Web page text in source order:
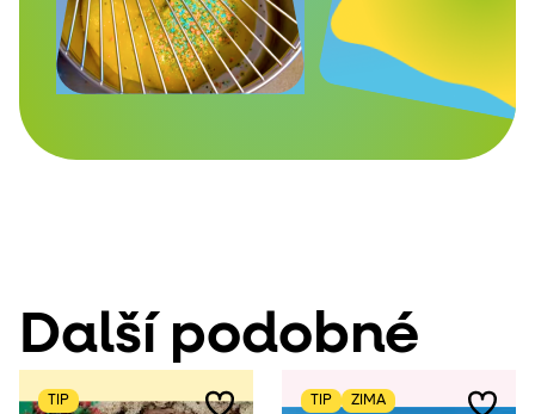
Další podobné
TIP TIP ZIMA